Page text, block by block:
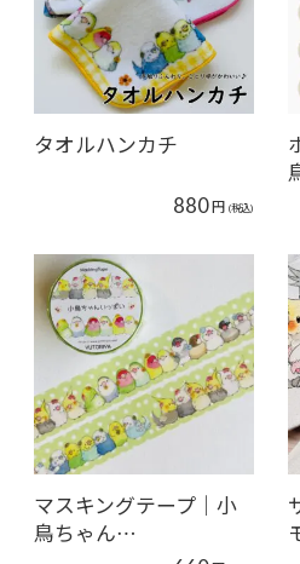
タオルハンカチ
880円 (税込)
マスキングテープ｜小
鳥ちゃん…